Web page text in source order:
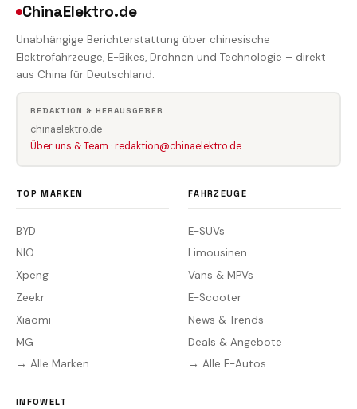
ChinaElektro.de
Unabhängige Berichterstattung über chinesische
Elektrofahrzeuge, E-Bikes, Drohnen und Technologie – direkt
aus China für Deutschland.
REDAKTION & HERAUSGEBER
chinaelektro.de
Über uns & Team ·redaktion@chinaelektro.de
TOP MARKEN
BYD
NIO
Xpeng
Zeekr
Xiaomi
MG
→ Alle Marken
FAHRZEUGE
E-SUVs
Limousinen
Vans & MPVs
E-Scooter
News & Trends
Deals & Angebote
→ Alle E-Autos
INFOWELT